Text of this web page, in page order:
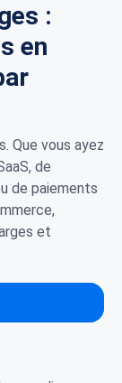
:
en
Que vous ayez
de
de paiements
et